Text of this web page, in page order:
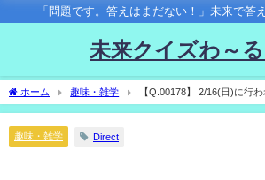
「問題です。答えはまだない！」未来で答
未来クイズわ～る
ホーム 趣味・雑学
【Q.00178】 2/16(日)に行
五番勝負第2局。 渡辺明棋王vs本田奎五段の対局結果は？
趣味・雑学 Direct